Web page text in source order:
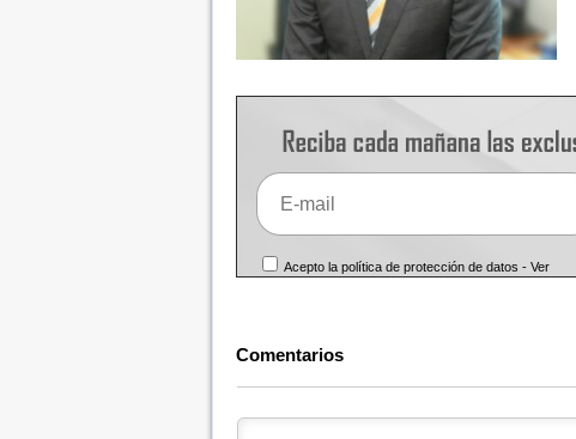
Acepto la política de protección de datos -Ver
Comentarios